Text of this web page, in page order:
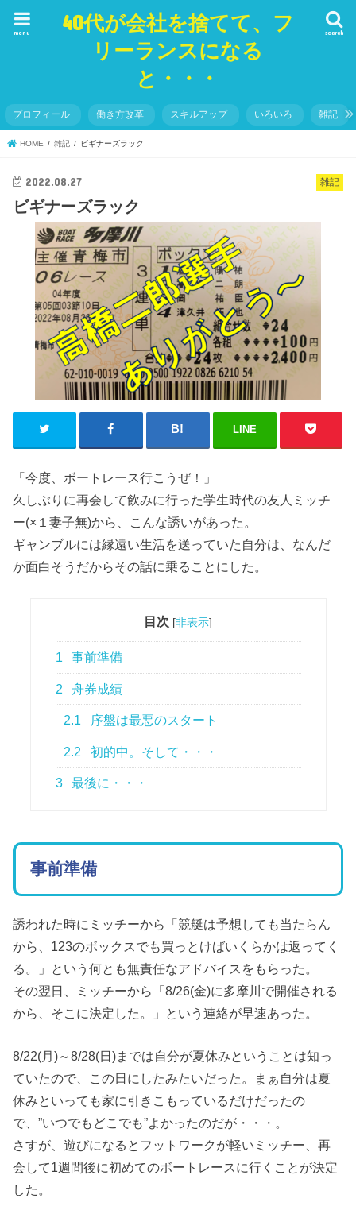
40代が会社を捨てて、フ
リーランスになる
と・・・
search
menu
プロフィール 働き方改革 スキルアップ いろいろ 雑記
HOME 雑記 ビギナーズラック
雑記
2022.08.27
ビギナーズラック
LINE
「今度、ボートレース行こうぜ！」
久しぶりに再会して飲みに行った学生時代の友人ミッチ
ー(×１妻子無)から、こんな誘いがあった。
ギャンブルには縁遠い生活を送っていた自分は、なんだ
か面白そうだからその話に乗ることにした。
目次 [非表示]
1 事前準備
2 舟券成績
2.1 序盤は最悪のスタート
2.2 初的中。そして・・・
3 最後に・・・
事前準備
誘われた時にミッチーから「競艇は予想しても当たらん
から、123のボックスでも買っとけばいくらかは返ってく
る。」という何とも無責任なアドバイスをもらった。
その翌日、ミッチーから「8/26(金)に多摩川で開催される
から、そこに決定した。」という連絡が早速あった。
8/22(月)～8/28(日)までは自分が夏休みということは知っ
ていたので、この日にしたみたいだった。まぁ自分は夏
休みといっても家に引きこもっているだけだったの
で、”いつでもどこでも”よかったのだが・・・。
さすが、遊びになるとフットワークが軽いミッチー、再
会して1週間後に初めてのボートレースに行くことが決定
した。